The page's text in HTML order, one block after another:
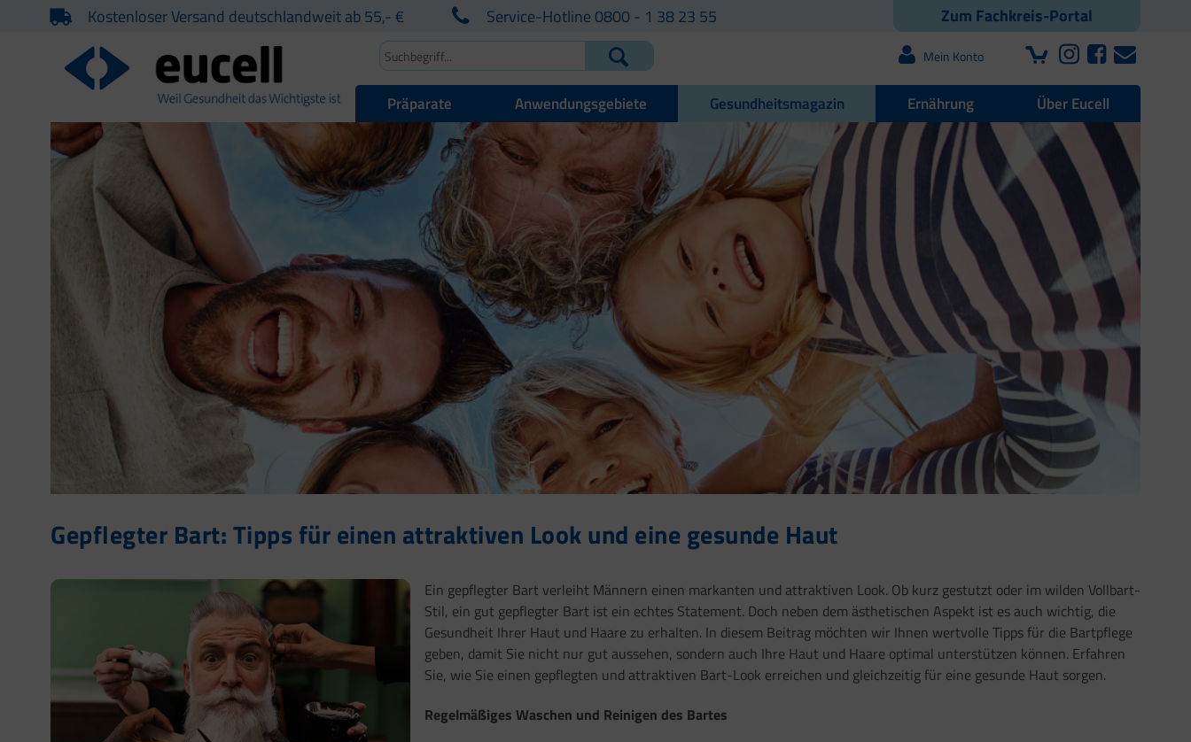
Zum Fachkreis-Portal
Kostenloser Versand deutschlandweit ab 55,- € Service-Hotline 0800 - 1 38 23 55
Mein Konto
Präparate Anwendungsgebiete Gesundheitsmagazin Ernährung Über Eucell
Gepflegter Bart: Tipps für einen attraktiven Look und eine gesunde Haut
Ein gepflegter Bart verleiht Männern einen markanten und attraktiven Look. Ob kurz gestutzt oder im wilden Vollbart-
Stil, ein gut gepflegter Bart ist ein echtes Statement. Doch neben dem ästhetischen Aspekt ist es auch wichtig, die
Gesundheit Ihrer Haut und Haare zu erhalten. In diesem Beitrag möchten wir Ihnen wertvolle Tipps für die Bartpflege
geben, damit Sie nicht nur gut aussehen, sondern auch Ihre Haut und Haare optimal unterstützen können. Erfahren
Sie, wie Sie einen gepflegten und attraktiven Bart-Look erreichen und gleichzeitig für eine gesunde Haut sorgen.
Regelmäßiges Waschen und Reinigen des Bartes